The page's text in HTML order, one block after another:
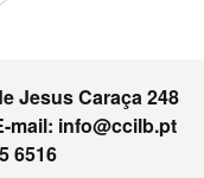
Jesus Caraça 248
mail: info@ccilb.pt
6516